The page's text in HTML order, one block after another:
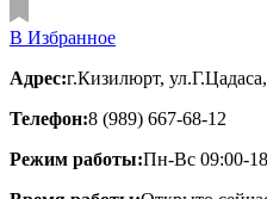
В Избранное
Адрес:г.Кизилюрт,
Телефон:8 (989) 667-68-12
Режим работы:Пн-Вс 09:00-